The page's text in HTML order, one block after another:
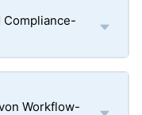
Workflow-